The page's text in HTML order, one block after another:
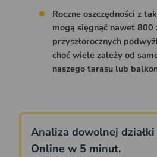
Roczne oszczędności z
mogą sięgnąć nawet 800
przyszłorocznych
choć wiele zależy od
naszego tarasu lub
Analiza dowolnej działki
Online w 5 minut.